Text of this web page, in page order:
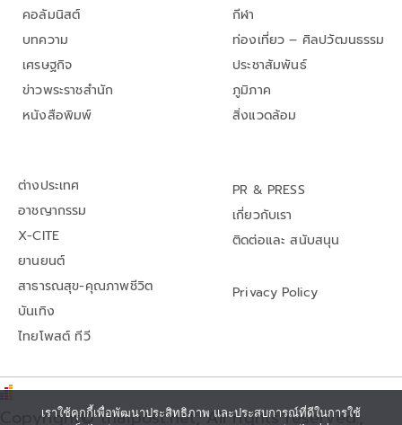
คอลัมนิสต์
บทความ
เศรษฐกิจ
ข่าวพระราชสำนัก
หนังสือพิมพ์
กีฬา
ท่องเที่ยว – ศิลปวัฒนธรรม
ประชาสัมพันธ์
ภูมิภาค
สิ่งแวดล้อม
ต่างประเทศ
อาชญากรรม
X-CITE
ยานยนต์
สาธารณสุข-คุณภาพชีวิต
บันเทิง
ไทยโพสต์ ทีวี
PR & PRESS
เกี่ยวกับเรา
ติดต่อและ สนับสนุน
Privacy Policy
Copyright© thaipost.net, All rights reserved.,
เราใช้คุกกี้เพื่อพัฒนาประสิทธิภาพ และประสบการณ์ที่ดีในการใช้